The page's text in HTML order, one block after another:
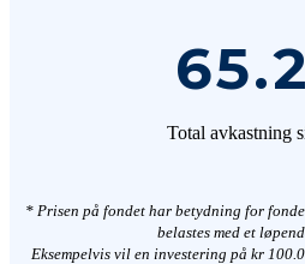
65.2
Total avkastning
* Prisen på fondet har betydning for
belastes med et
Eksempelvis vil en investering på kr